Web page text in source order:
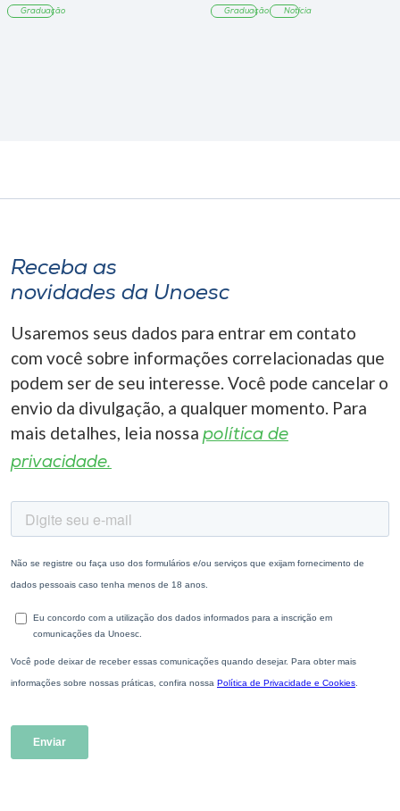
Graduação Graduação Notícia
Receba as
novidades da Unoesc
Usaremos seus dados para entrar em contato
com você sobre informações correlacionadas que
podem ser de seu interesse. Você pode cancelar o
envio da divulgação, a qualquer momento. Para
mais detalhes, leia nossa política de
privacidade.